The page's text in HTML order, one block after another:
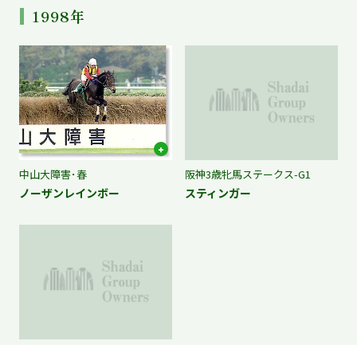
1998年
中山大障害･春
ノーザンレインボー
阪神3歳牝馬ステークス-G1
スティンガー